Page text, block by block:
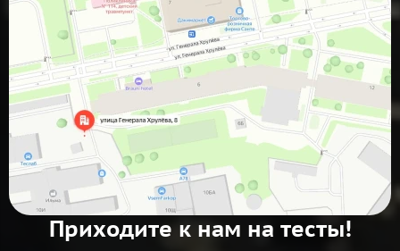
Приходите к нам на тесты!